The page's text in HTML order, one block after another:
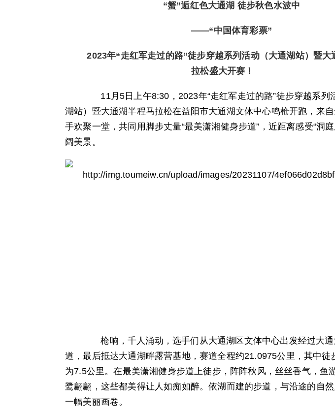
“蟹”逅红色大通湖 徒步秋色水波中
——“中国体育彩票”
2023年“走红军走过的路”徒步穿越系列活动（大通湖站）暨大
拉松盛大开赛！
11月5日上午8:30，2023年“走红军走过的路”徒步穿越系列
湖站）暨大通湖半程马拉松在益阳市大通湖文体中心鸣枪开跑，来
手欢聚一堂，共同用脚步丈量“最美潇湘健身步道”，近距离感受“洞
阔美景。
枪响，千人涌动，选手们从大通湖区文体中心出发经过大通
道，最后抵达大通湖畔露营基地，赛道全程约21.0975公里，其中徒
为7.5公里。在最美潇湘健身步道上徒步，阵阵秋风，丝丝香气，鱼
鹭翩翩，这些都美得让人如痴如醉。依湖而建的步道，与沿途的自
一幅美丽画卷。